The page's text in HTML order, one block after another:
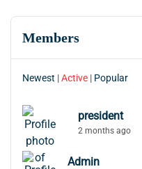
Members
Newest |Active | Popular
president
2 months ago
Admin